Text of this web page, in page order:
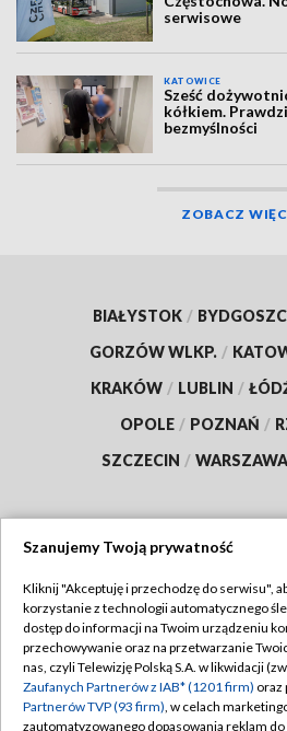
serwisowe
KATOWICE
Sześć
kółkiem.
bezmyślności
ZOBACZ
BIAŁYSTOK /
GORZÓW WLKP. /
KRAKÓW / LUBLIN /
OPOLE / POZNAŃ /
SZCZECIN / WARSZAWA
TVP
Abonament TVP
Emisja w TVP
Centrum informacji TVP
Regulamin
Polityka
Moje
Szanujemy Twoją prywatność
Kliknij "Akceptuję i przechodzę do serwisu",
korzystanie z technologii automatycznego
dostęp do informacji na Twoim urządzeniu
przechowywanie oraz na przetwarzanie
nas, czyli Telewizję Polską S.A. w likwidacji
Zaufanych Partnerów z IAB* (1201 firm) oraz
Partnerów TVP (93 firm), w celach
zautomatyzowanego dopasowania reklam